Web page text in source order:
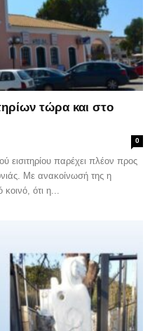
τώρα και στο
0
εισιτηρίου παρέχει πλέον προς
Με ανακοίνωσή της η
ότι η...